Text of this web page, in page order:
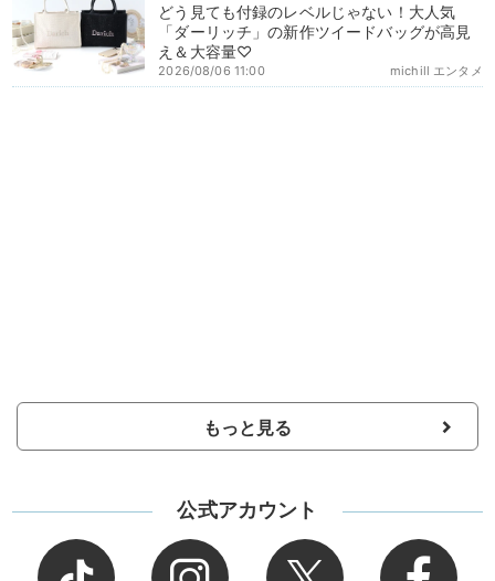
どう見ても付録のレベルじゃない！大人気
「ダーリッチ」の新作ツイードバッグが高見
え＆大容量♡
michill エンタメ
2026/08/06 11:00
もっと見る
公式アカウント